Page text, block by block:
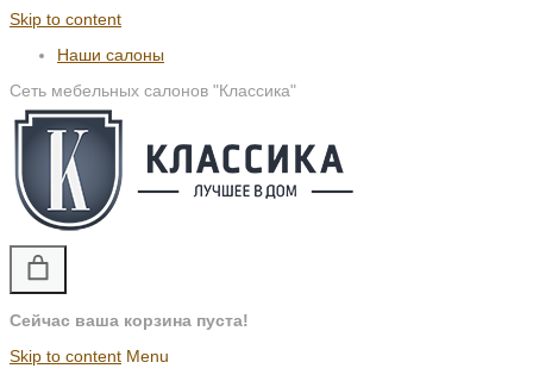
Skip to content
Наши салоны
Сеть мебельных салонов "Классика"
Сейчас ваша корзина пуста!
Skip to content Menu